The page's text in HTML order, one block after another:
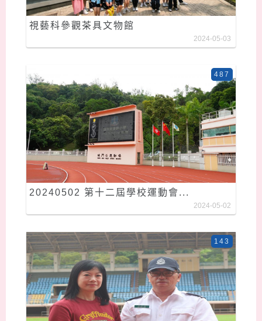
視藝科參觀茶具文物館
2024-05-03
20240502 第十二屆學校運動會...
487
2024-05-02
143